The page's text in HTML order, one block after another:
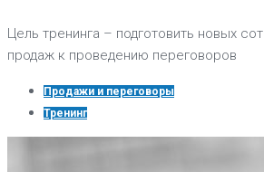
Цель тренинга – подготовить новых
продаж к проведению переговоров
Продажи и переговоры
Тренинг